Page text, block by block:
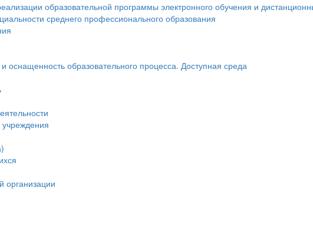
образовательной программы электронного обучения и
среднего профессионального образования
оснащенность образовательного процесса. Доступная среда
учреждения
организации